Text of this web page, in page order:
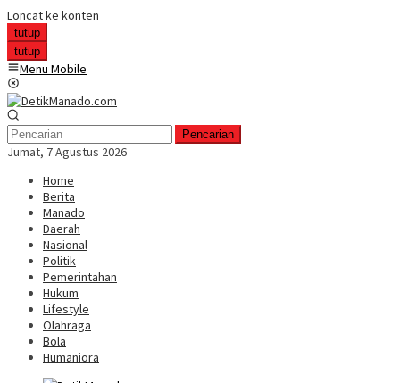
Loncat ke konten
tutup
tutup
Menu Mobile
Pencarian
Jumat, 7 Agustus 2026
Home
Berita
Manado
Daerah
Nasional
Politik
Pemerintahan
Hukum
Lifestyle
Olahraga
Bola
Humaniora